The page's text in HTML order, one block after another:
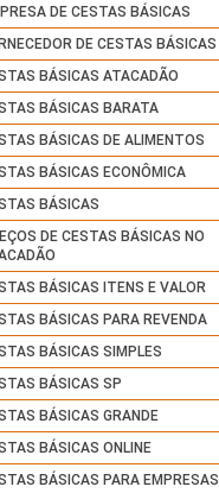
DE CESTAS BÁSICAS
DE CESTAS BÁSICAS
BÁSICAS ATACADÃO
BÁSICAS BARATA
BÁSICAS DE ALIMENTOS
BÁSICAS ECONÔMICA
BÁSICAS
DE CESTAS BÁSICAS NO
BÁSICAS ITENS E VALOR
BÁSICAS PARA REVENDA
BÁSICAS SIMPLES
BÁSICAS SP
BÁSICAS GRANDE
BÁSICAS ONLINE
BÁSICAS PARA EMPRESAS